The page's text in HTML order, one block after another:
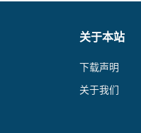
关于本站
下载声明
关于我们